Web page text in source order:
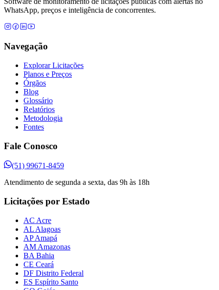
WhatsApp, preços e inteligência de concorrentes.
Navegação
Explorar Licitações
Planos e Preços
Órgãos
Blog
Glossário
Relatórios
Metodologia
Fontes
Fale Conosco
(51) 99671-8459
Atendimento de segunda a sexta, das 9h às 18h
Licitações por Estado
AC Acre
AL Alagoas
AP Amapá
AM Amazonas
BA Bahia
CE Ceará
DF Distrito Federal
ES Espírito Santo